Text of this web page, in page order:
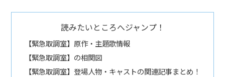
読みたいところへジャンプ！
【緊急取調室】原作・主題歌情報
【緊急取調室】の相関図
【緊急取調室】登場人物・キャストの関連記事まとめ！